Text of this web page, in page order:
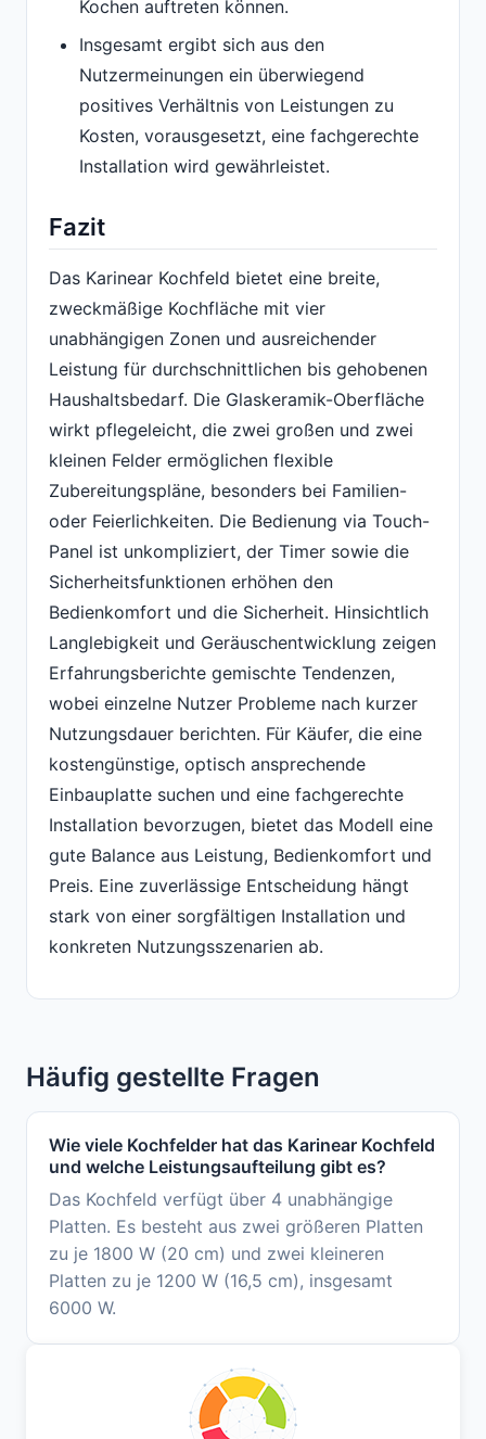
Kochen auftreten können.
Insgesamt ergibt sich aus den
Nutzermeinungen ein überwiegend
positives Verhältnis von Leistungen zu
Kosten, vorausgesetzt, eine fachgerechte
Installation wird gewährleistet.
Fazit
Das Karinear Kochfeld bietet eine breite,
zweckmäßige Kochfläche mit vier
unabhängigen Zonen und ausreichender
Leistung für durchschnittlichen bis gehobenen
Haushaltsbedarf. Die Glaskeramik-Oberfläche
wirkt pflegeleicht, die zwei großen und zwei
kleinen Felder ermöglichen flexible
Zubereitungspläne, besonders bei Familien-
oder Feierlichkeiten. Die Bedienung via Touch-
Panel ist unkompliziert, der Timer sowie die
Sicherheitsfunktionen erhöhen den
Bedienkomfort und die Sicherheit. Hinsichtlich
Langlebigkeit und Geräuschentwicklung zeigen
Erfahrungsberichte gemischte Tendenzen,
wobei einzelne Nutzer Probleme nach kurzer
Nutzungsdauer berichten. Für Käufer, die eine
kostengünstige, optisch ansprechende
Einbauplatte suchen und eine fachgerechte
Installation bevorzugen, bietet das Modell eine
gute Balance aus Leistung, Bedienkomfort und
Preis. Eine zuverlässige Entscheidung hängt
stark von einer sorgfältigen Installation und
konkreten Nutzungsszenarien ab.
Häufig gestellte Fragen
Wie viele Kochfelder hat das Karinear Kochfeld
und welche Leistungsaufteilung gibt es?
Das Kochfeld verfügt über 4 unabhängige
Platten. Es besteht aus zwei größeren Platten
zu je 1800 W (20 cm) und zwei kleineren
Platten zu je 1200 W (16,5 cm), insgesamt
6000 W.